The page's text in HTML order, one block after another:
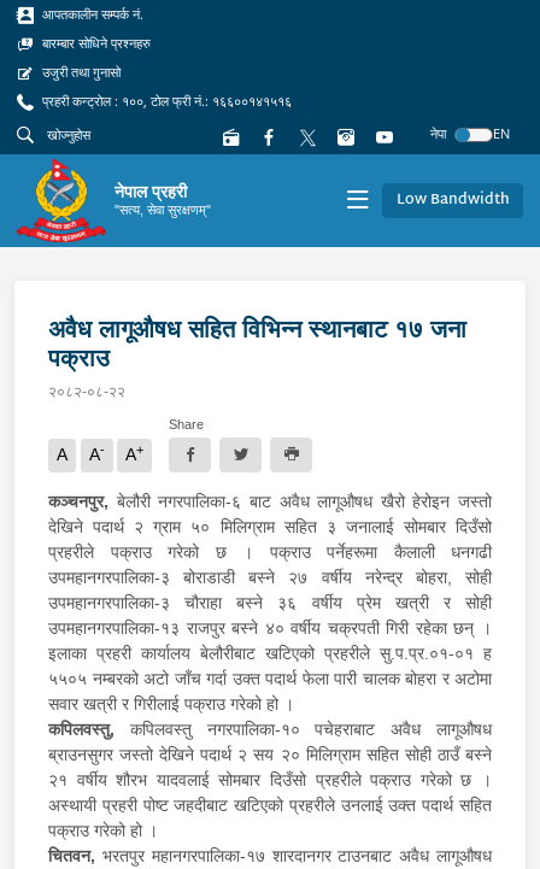
आपतकालीन सम्पर्क नं.
बारम्बार सोधिने प्रश्नहरु
उजुरी तथा गुनासो
प्रहरी कन्ट्रोल : १००, टोल फ्री नं.: १६६००१४१५१६
नेपा
EN
नेपाल प्रहरी
"सत्य, सेवा सुरक्षणम्" Low Bandwidth
अवैध लागूऔषध सहित विभिन्न स्थानबाट १७ जना
पक्राउ
२०८२-०८-२२
A A- A+
Share
कञ्चनपुर, बेलौरी नगरपालिका-६ बाट अवैध लागूऔषध खैरो हेरोइन जस्तो
देखिने पदार्थ २ ग्राम ५० मिलिग्राम सहित ३ जनालाई सोमबार दिउँसो
प्रहरीले पक्राउ गरेको छ । पक्राउ पर्नेहरूमा कैलाली धनगढी
उपमहानगरपालिका-३ बोराडाडी बस्ने २७ वर्षीय नरेन्द्र बोहरा, सोही
उपमहानगरपालिका-३ चौराहा बस्ने ३६ वर्षीय प्रेम खत्री र सोही
उपमहानगरपालिका-१३ राजपुर बस्ने ४० वर्षीय चक्रपती गिरी रहेका छन् ।
इलाका प्रहरी कार्यालय बेलौरीबाट खटिएको प्रहरीले सु.प.प्र.०१-०१ ह
५५०५ नम्बरको अटो जाँच गर्दा उक्त पदार्थ फेला पारी चालक बोहरा र अटोमा
सवार खत्री र गिरीलाई पक्राउ गरेको हो ।
कपिलवस्तु, कपिलवस्तु नगरपालिका-१० पचेहराबाट अवैध लागूऔषध
ब्राउनसुगर जस्तो देखिने पदार्थ २ सय २० मिलिग्राम सहित सोही ठाउँ बस्ने
२१ वर्षीय शौरभ यादवलाई सोमबार दिउँसो प्रहरीले पक्राउ गरेको छ ।
अस्थायी प्रहरी पोष्ट जहदीबाट खटिएको प्रहरीले उनलाई उक्त पदार्थ सहित
पक्राउ गरेको हो ।
चितवन, भरतपुर महानगरपालिका-१७ शारदानगर टाउनबाट अवैध लागूऔषध